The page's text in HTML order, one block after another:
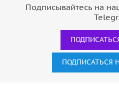
Подписывайтесь на
ПОДПИСАТЬСЯ